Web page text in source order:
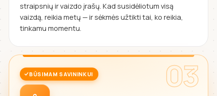
straipsnių ir vaizdo įrašų. Kad susidėliotum visą
vaizdą, reikia metų — ir sėkmės užtikti tai, ko reikia,
tinkamu momentu.
03
BŪSIMAM SAVININKUI